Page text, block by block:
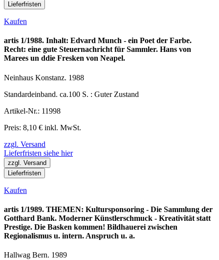
Lieferfristen
Kaufen
artis 1/1988. Inhalt: Edvard Munch - ein Poet der Farbe.
Recht: eine gute Steuernachricht für Sammler. Hans von
Marees un ddie Fresken von Neapel.
Neinhaus Konstanz. 1988
Standardeinband. ca.100 S. : Guter Zustand
Artikel-Nr.: 11998
Preis: 8,10 € inkl. MwSt.
zzgl. Versand
Lieferfristen siehe hier
zzgl. Versand
Lieferfristen
Kaufen
artis 1/1989. THEMEN: Kultursponsoring - Die Sammlung der
Gotthard Bank. Moderner Künstlerschmuck - Kreativität statt
Prestige. Die Basken kommen! Bildhauerei zwischen
Regionalismus u. intern. Anspruch u. a.
Hallwag Bern. 1989